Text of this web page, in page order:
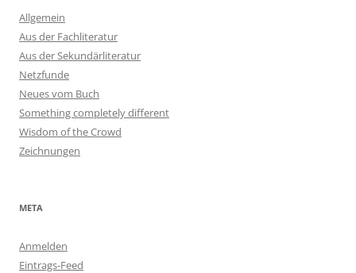
Allgemein
Aus der Fachliteratur
Aus der Sekundärliteratur
Netzfunde
Neues vom Buch
Something completely different
Wisdom of the Crowd
Zeichnungen
META
Anmelden
Eintrags-Feed